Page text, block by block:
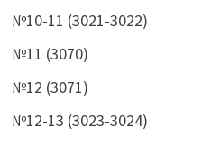
№10-11 (3021-3022)
№11 (3070)
№12 (3071)
№12-13 (3023-3024)